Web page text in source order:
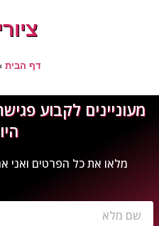
דף הבית
מעוניינים לקבוע
מלאו את כל הפרטים ואני